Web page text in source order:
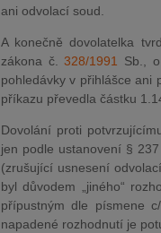
ani odvolací soud.
A konečně dovolatelka
zákona č.328/1991
Sb.,
pohledávky v přihlášce ani
příkazu převedla částku
Dovolání proti
jen podle ustanovení §
(zrušující usnesení
byl důvodem „jiného“
přípustným dle písmene
napadené rozhodnutí je